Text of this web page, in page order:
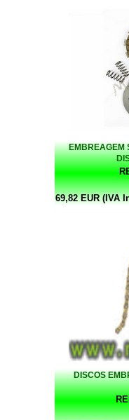
EMBREAGEM
69,82 EUR (IVA
DISCOS